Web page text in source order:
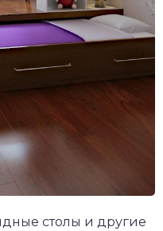
столы и другие